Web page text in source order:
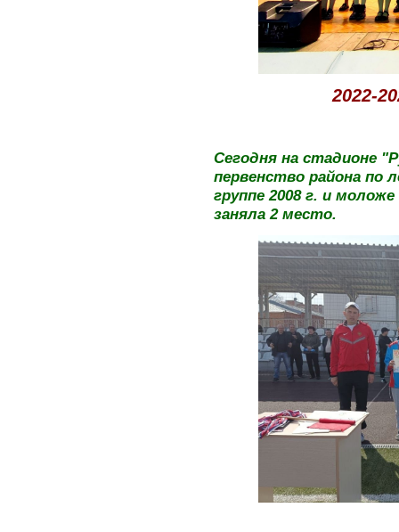
2022-
Сегодня на стадионе
первенство района по
группе 2008 г. и
заняла 2 место.